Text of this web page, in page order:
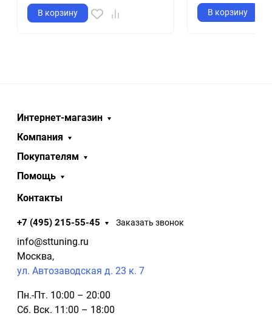
В корзину В корзину
Интернет-магазин
Компания
Покупателям
Помощь
Контакты
+7 (495) 215-55-45 Заказать звонок
info@sttuning.ru
Москва,
ул. Автозаводская д. 23 к. 7
Пн.-Пт. 10:00 – 20:00
Сб. Вск. 11:00 – 18:00